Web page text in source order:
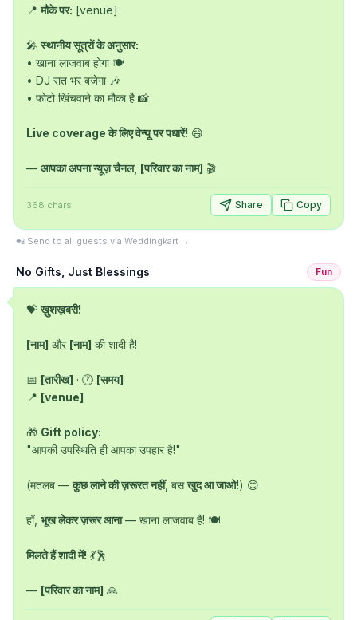
📍 मौके पर: [venue]
🎤 स्थानीय सूत्रों के अनुसार:
• खाना लाजवाब होगा 🍽️
• DJ रात भर बजेगा 🎶
• फोटो खिंचवाने का मौका है 📸
Live coverage के लिए वेन्यू पर पधारें! 😄
— आपका अपना न्यूज़ चैनल, [परिवार का नाम] 🎬
368 chars Share Copy
📲 Send to all guests via Weddingkart →
No Gifts, Just Blessings Fun
💝 ख़ुशख़बरी!
[नाम] और [नाम] की शादी है!
📅 [तारीख] · 🕐 [समय]
📍 [venue]
🎁 Gift policy:
"आपकी उपस्थिति ही आपका उपहार है!"
(मतलब — कुछ लाने की ज़रूरत नहीं, बस खुद आ जाओ!) 😊
हाँ, भूख लेकर ज़रूर आना — खाना लाजवाब है! 🍽️
मिलते हैं शादी में! 💃🕺
— [परिवार का नाम] 🙏